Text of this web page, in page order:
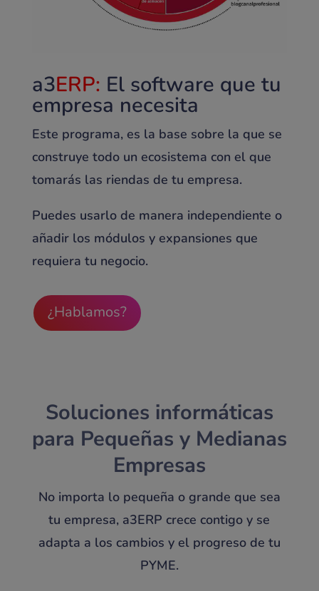
a3ERP: El software que tu
empresa necesita
Este programa, es la base sobre la que se
construye todo un ecosistema con el que
tomarás las riendas de tu empresa.
Puedes usarlo de manera independiente o
añadir los módulos y expansiones que
requiera tu negocio.
¿Hablamos?
Soluciones informáticas
para Pequeñas y Medianas
Empresas
No importa lo pequeña o grande que sea
tu empresa, a3ERP crece contigo y se
adapta a los cambios y el progreso de tu
PYME.